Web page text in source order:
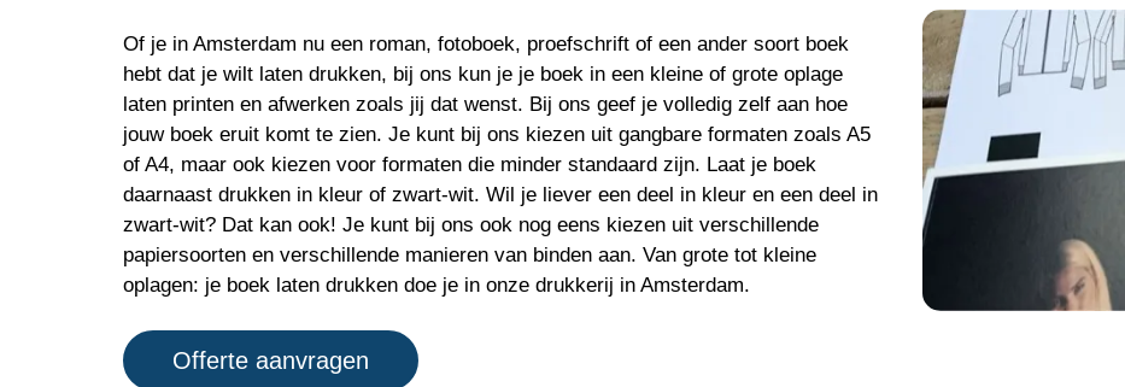
Of je in Amsterdam nu een roman, fotoboek, proefschrift of een ander soort boek
hebt dat je wilt laten drukken, bij ons kun je je boek in een kleine of grote oplage
laten printen en afwerken zoals jij dat wenst. Bij ons geef je volledig zelf aan hoe
jouw boek eruit komt te zien. Je kunt bij ons kiezen uit gangbare formaten zoals A5
of A4, maar ook kiezen voor formaten die minder standaard zijn. Laat je boek
daarnaast drukken in kleur of zwart-wit. Wil je liever een deel in kleur en een deel in
zwart-wit? Dat kan ook! Je kunt bij ons ook nog eens kiezen uit verschillende
papiersoorten en verschillende manieren van binden aan. Van grote tot kleine
oplagen: je boek laten drukken doe je in onze drukkerij in Amsterdam.
Offerte aanvragen